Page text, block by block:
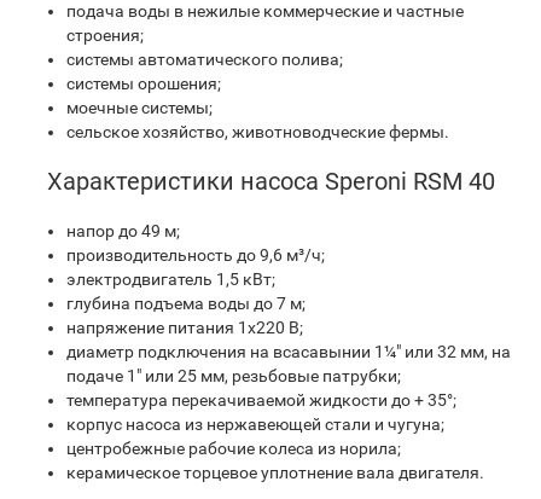
подача воды в нежилые коммерческие и частные
строения;
системы автоматического полива;
системы орошения;
моечные системы;
сельское хозяйство, животноводческие фермы.
Характеристики насоса Speroni RSM 40
напор до 49 м;
производительность до 9,6 м³/ч;
электродвигатель 1,5 кВт;
глубина подъема воды до 7 м;
напряжение питания 1х220 В;
диаметр подключения на всасавынии 1¼" или 32 мм, на
подаче 1" или 25 мм, резьбовые патрубки;
температура перекачиваемой жидкости до + 35°;
корпус насоса из нержавеющей стали и чугуна;
центробежные рабочие колеса из норила;
керамическое торцевое уплотнение вала двигателя.